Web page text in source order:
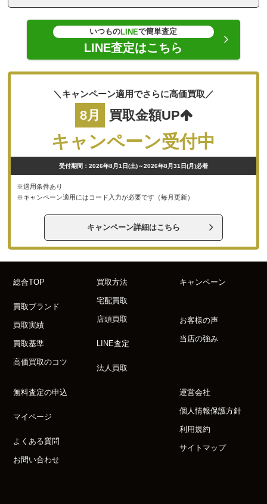
いつものLINEで簡単査定
LINE査定はこちら
＼キャンペーン適用でさらに高価買取／
8月 買取金額UP
キャンペーン受付中
受付期間：2026年8月1日(土)～2026年8月31日(月)必着
※適用条件あり
※キャンペーン適用にはコード入力が必要です（毎月更新）
キャンペーン詳細はこちら
総合TOP
買取ブランド
買取実績
買取基準
高価買取のコツ
買取方法
宅配買取
店頭買取
LINE査定
法人買取
キャンペーン
お客様の声
当店の強み
無料査定の申込
マイページ
よくある質問
お問い合わせ
運営会社
個人情報保護方針
利用規約
サイトマップ